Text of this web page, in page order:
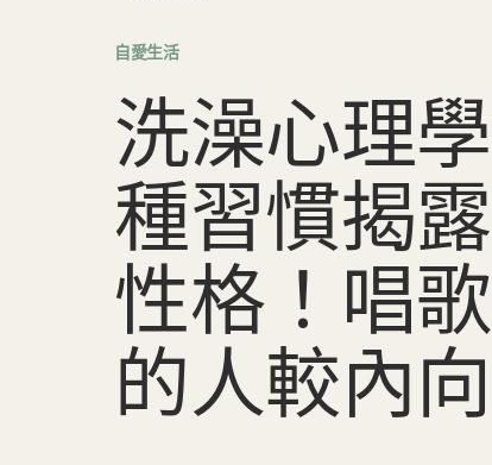
自愛生活
洗澡心理學
種習慣揭露
性格 ！ 唱歌
的人較內向